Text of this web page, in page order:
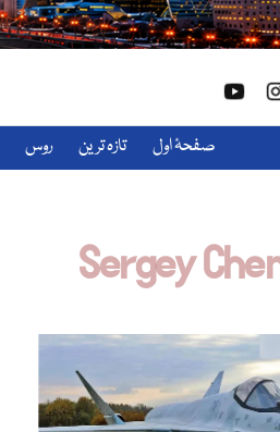
صفحۂ اول تازہ ترین روس
Sergey